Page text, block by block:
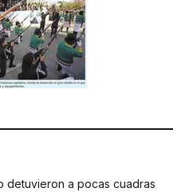
detuvieron a pocas cuadras